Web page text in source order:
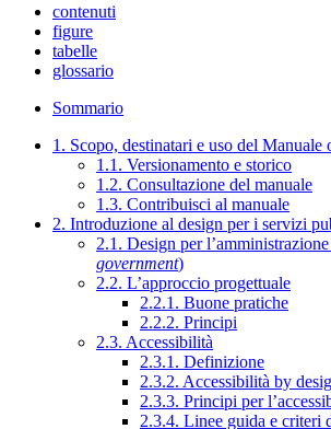
contenuti
figure
tabelle
glossario
Sommario
1. Scopo, destinatari e uso del Manuale
1.1. Versionamento e storico
1.2. Consultazione del manuale
1.3. Contribuisci al manuale
2. Introduzione al design per i servizi
2.1. Design per
government)
2.2. L’approccio progettuale
2.2.1. Buone pratiche
2.2.2. Principi
2.3. Accessibilità
2.3.1. Definizione
2.3.2. Accessibilità by
2.3.3. Principi per
2.3.4. Linee guida e criteri